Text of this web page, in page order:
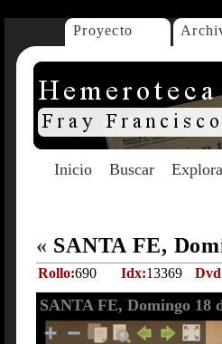
Proyecto
Inicio Buscar
« SANTA FE,
Rollo:690 Idx:13369
SANTA FE, Domingo 18